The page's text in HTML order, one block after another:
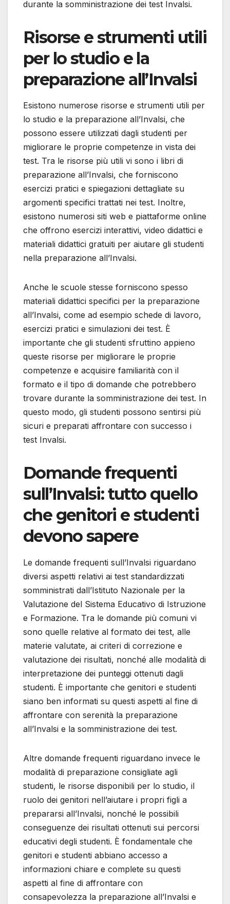
durante la somministrazione dei test Invalsi.
Risorse e strumenti utili
per lo studio e la
preparazione all’Invalsi
Esistono numerose risorse e strumenti utili per
lo studio e la preparazione all’Invalsi, che
possono essere utilizzati dagli studenti per
migliorare le proprie competenze in vista dei
test. Tra le risorse più utili vi sono i libri di
preparazione all’Invalsi, che forniscono
esercizi pratici e spiegazioni dettagliate su
argomenti specifici trattati nei test. Inoltre,
esistono numerosi siti web e piattaforme online
che offrono esercizi interattivi, video didattici e
materiali didattici gratuiti per aiutare gli studenti
nella preparazione all’Invalsi.
Anche le scuole stesse forniscono spesso
materiali didattici specifici per la preparazione
all’Invalsi, come ad esempio schede di lavoro,
esercizi pratici e simulazioni dei test. È
importante che gli studenti sfruttino appieno
queste risorse per migliorare le proprie
competenze e acquisire familiarità con il
formato e il tipo di domande che potrebbero
trovare durante la somministrazione dei test. In
questo modo, gli studenti possono sentirsi più
sicuri e preparati affrontare con successo i
test Invalsi.
Domande frequenti
sull’Invalsi: tutto quello
che genitori e studenti
devono sapere
Le domande frequenti sull’Invalsi riguardano
diversi aspetti relativi ai test standardizzati
somministrati dall’Istituto Nazionale per la
Valutazione del Sistema Educativo di Istruzione
e Formazione. Tra le domande più comuni vi
sono quelle relative al formato dei test, alle
materie valutate, ai criteri di correzione e
valutazione dei risultati, nonché alle modalità di
interpretazione dei punteggi ottenuti dagli
studenti. È importante che genitori e studenti
siano ben informati su questi aspetti al fine di
affrontare con serenità la preparazione
all’Invalsi e la somministrazione dei test.
Altre domande frequenti riguardano invece le
modalità di preparazione consigliate agli
studenti, le risorse disponibili per lo studio, il
ruolo dei genitori nell’aiutare i propri figli a
prepararsi all’Invalsi, nonché le possibili
conseguenze dei risultati ottenuti sui percorsi
educativi degli studenti. È fondamentale che
genitori e studenti abbiano accesso a
informazioni chiare e complete su questi
aspetti al fine di affrontare con
consapevolezza la preparazione all’Invalsi e